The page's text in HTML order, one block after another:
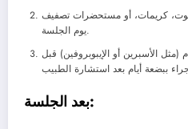
كريمات، أو مستحضرات تصفيف
يوم الجلسة.
(مثل الأسبرين أو الإيبوبروفين) قبل
بعد الجلسة: